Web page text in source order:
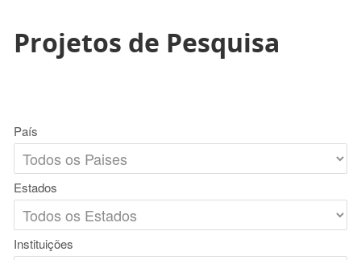
Projetos de Pesquisa
País
Estados
Instituições